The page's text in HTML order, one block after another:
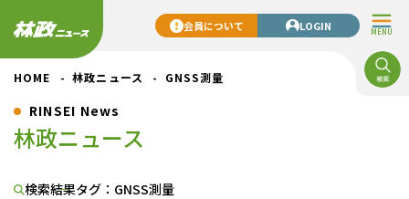
MENU
会員について LOGIN
HOME 林政ニュース GNSS測量
RINSEI News
林政ニュース
検索結果タグ：GNSS測量